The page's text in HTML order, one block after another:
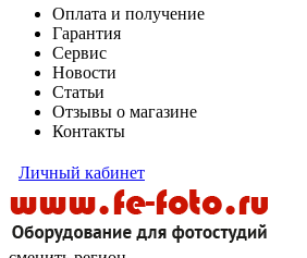
Оплата и получение
Гарантия
Сервис
Новости
Статьи
Отзывы о магазине
Контакты
Личный кабинет